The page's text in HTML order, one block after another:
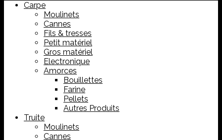
Carpe
Moulinets
Cannes
Fils & tresses
Petit matériel
Gros matériel
Electronique
Amorces
Bouillettes
Farine
Pellets
Autres Produits
Truite
Moulinets
Cannes